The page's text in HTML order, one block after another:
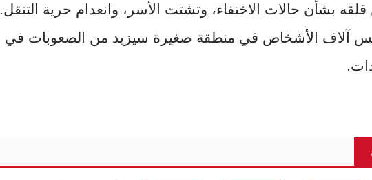
بشأن حالات الاختفاء، وتشتت الأسر، وانعدام حرية التنقل.
آلاف الأشخاص في منطقة صغيرة سيزيد من الصعوبات في